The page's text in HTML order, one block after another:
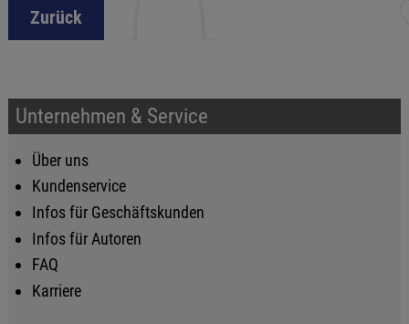
Zurück
Unternehmen & Service
Über uns
Kundenservice
Infos für Geschäftskunden
Infos für Autoren
FAQ
Karriere